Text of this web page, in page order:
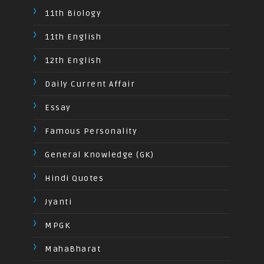
11th Biology
11th English
12th English
Daily Current Affair
Essay
Famous Personality
General Knowledge (GK)
Hindi Quotes
Jyanti
MPGK
MahaBharat